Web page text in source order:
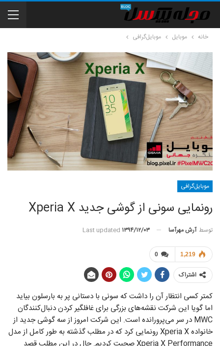
خانه موبایل موبایل‌گرافی
موبایل‌گرافی
رونمایی سونی از گوشی جدید‌ Xperia X
توسط آرش مهرآسا Last updated ۱۳۹۴/۱۲/۰۳
0 1,219
اشتراک
کمتر کسی انتظار آن را داشت که سونی با دستانی پر به بارسلون بیاید
اما گویا این شرکت نقشه‌های بزرگی برای غافلگیر کردن دنبال‌کنندگان
MWC در سر می‌پرورانده است. این شرکت امروز از سه گوشی جدید از
خانواده Xperia X رونمایی کرد که در مطلب گذشته به طور کامل از مدل